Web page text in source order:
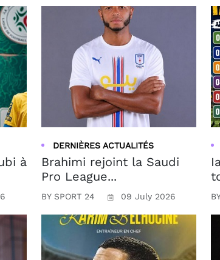
à
DERNIÈRES ACTUALITÉS
Brahimi rejoint la Saudi
Pro League...
BY SPORT 24 09 July 2026